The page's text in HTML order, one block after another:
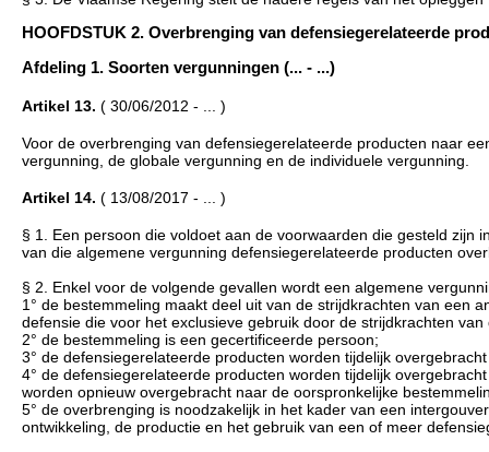
HOOFDSTUK 2. Overbrenging van defensiegerelateerde
Afdeling 1. Soorten vergunningen (... - ...)
Artikel 13. ( 30/06/2012 - ... )
Voor de overbrenging van defensiegerelateerde producten naar
vergunning, de globale vergunning en de individuele vergunning.
Artikel 14. ( 13/08/2017 - ... )
§ 1. Een persoon die voldoet aan de voorwaarden die gesteld
van die algemene vergunning defensiegerelateerde producten
§ 2. Enkel voor de volgende gevallen wordt een algemene
1° de bestemmeling maakt deel uit van de strijdkrachten van een
defensie die voor het exclusieve gebruik door de strijdkrachten
2° de bestemmeling is een gecertificeerde persoon;
3° de defensiegerelateerde producten worden tijdelijk
4° de defensiegerelateerde producten worden tijdelijk
worden opnieuw overgebracht naar de oorspronkelijke
5° de overbrenging is noodzakelijk in het kader van een
ontwikkeling, de productie en het gebruik van een of meer